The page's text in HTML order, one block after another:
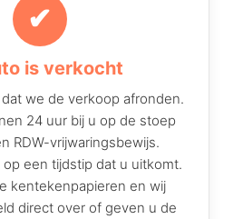
✔
is verkocht
we de verkoop afronden.
24 uur bij u op de stoep
RDW-vrijwaringsbewijs.
op een tijdstip dat u uitkomt.
kentekenpapieren en wij
direct over of geven u de